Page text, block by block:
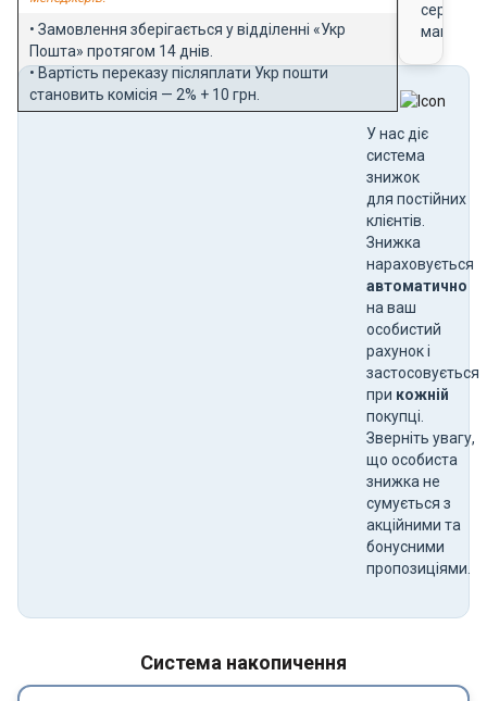
• Замовлення зберігається у відділенні «Укр
Пошта» протягом 14 днів.
• Вартість переказу післяплати Укр пошти
становить комісія — 2% + 10 грн.
магазину
У нас діє
система
знижок
для постійних
клієнтів.
Знижка
нараховується
автоматично
на ваш
особистий
рахунок і
застосовується
при кожній
покупці.
Зверніть увагу,
що особиста
знижка не
сумується з
акційними та
бонусними
пропозиціями.
Система накопичення